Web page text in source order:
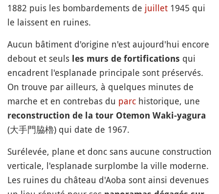
1882 puis les bombardements de juillet 1945 qui
le laissent en ruines.
Aucun bâtiment d'origine n'est aujourd'hui encore
debout et seuls les murs de fortifications qui
encadrent l'esplanade principale sont préservés.
On trouve par ailleurs, à quelques minutes de
marche et en contrebas du parc historique, une
reconstruction de la tour Otemon Waki-yagura
(大手門脇櫓) qui date de 1967.
Surélevée, plane et donc sans aucune construction
verticale, l'esplanade surplombe la ville moderne.
Les ruines du château d'Aoba sont ainsi devenues